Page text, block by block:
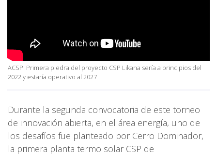
ACSP: Primera piedra del proyecto CSP Likana sería a principios del
2022 y estaría operativo al 2027
Durante la segunda convocatoria de este torneo
de innovación abierta, en el área energía, uno de
los desafíos fue planteado por Cerro Dominador,
la primera planta termo solar CSP de